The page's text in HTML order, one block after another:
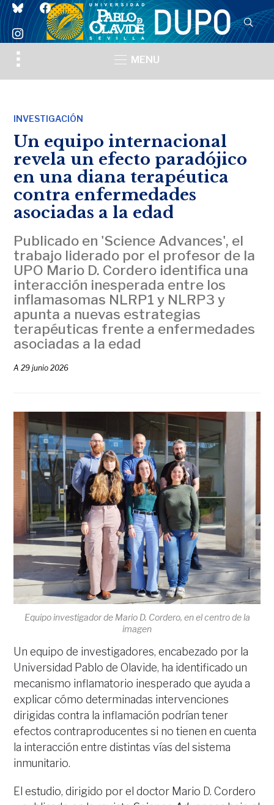
blueskyfacebook
instagram
Toggle
sidebar
MENU
INVESTIGACIÓN
Un equipo internacional
revela un efecto paradójico
en una diana terapéutica
contra enfermedades
asociadas a la edad
Publicado en 'Science Advances', el
trabajo liderado por el profesor de la
UPO Mario D. Cordero identifica una
interacción inesperada entre los
inflamasomas NLRP1 y NLRP3 y
apunta a nuevas estrategias
terapéuticas frente a enfermedades
asociadas a la edad
A29 junio 2026
Equipo investigador de Mario D. Cordero, en el centro de la
imagen
Un equipo de investigadores, encabezado por la
Universidad Pablo de Olavide, ha identificado un
mecanismo inflamatorio inesperado que ayuda a
explicar cómo determinadas intervenciones
dirigidas contra la inflamación podrían tener
efectos contraproducentes si no tienen en cuenta
la interacción entre distintas vías del sistema
inmunitario.
El estudio, dirigido por el doctor Mario D. Cordero